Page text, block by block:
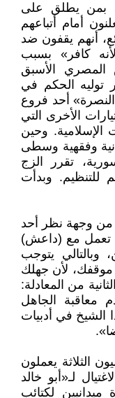
بمن يطلق على
أمام أتباعهم
أنهم يقفون ضد
كافر» بسبب
المصري الأسبق
توليه الحكم في
النصرة» أحد فروع
الأخرى التي
الإسلامية. وحين
وفقهية وسطى
تقرر الزج
للتنظيم. وبدأت
من وجهة نظر أحد
لم تعمل مع (داعش)
وبالتالي يتوجب
لأن جهلك
من المعادلة:
معاقبة الجاهل
الشيخ في أدبيات
الثلاثة يعملون
لـ«أبو خالد
لكتائب